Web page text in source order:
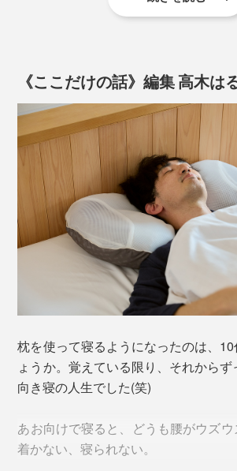
っていたんですね。
手持ちの高さ5cm以上ある枕だと、
分、腰に負荷がかかっていたのでし
ていると、腰がうずいてきて、だんだ
『PRO-8（プロハチ）枕』なら、あ
さらに、自然な寝返りが打てるように
縫製のプロによって、なだらかな曲
で、高低の段差でアタマがつかえた
るようなことは、ほとんどありません
あお向けで寝ながら、右へ、左へ、ス
やすいから、ひと晩中、体がリラッ
られます。
枕の中心部も、首のカーブに沿うよ
い設計になっています。
こうした立体構造が、枕の中材の片寄
袋のなかを5個の部屋に分けています
《ここだけの話》編集 高木は
枕を使って寝るようになったのは、
ょうか。覚えている限り、それから
向き寝の人生でした(笑)
あお向けで寝ると、どうも腰がウズ
着かない、寝られない。